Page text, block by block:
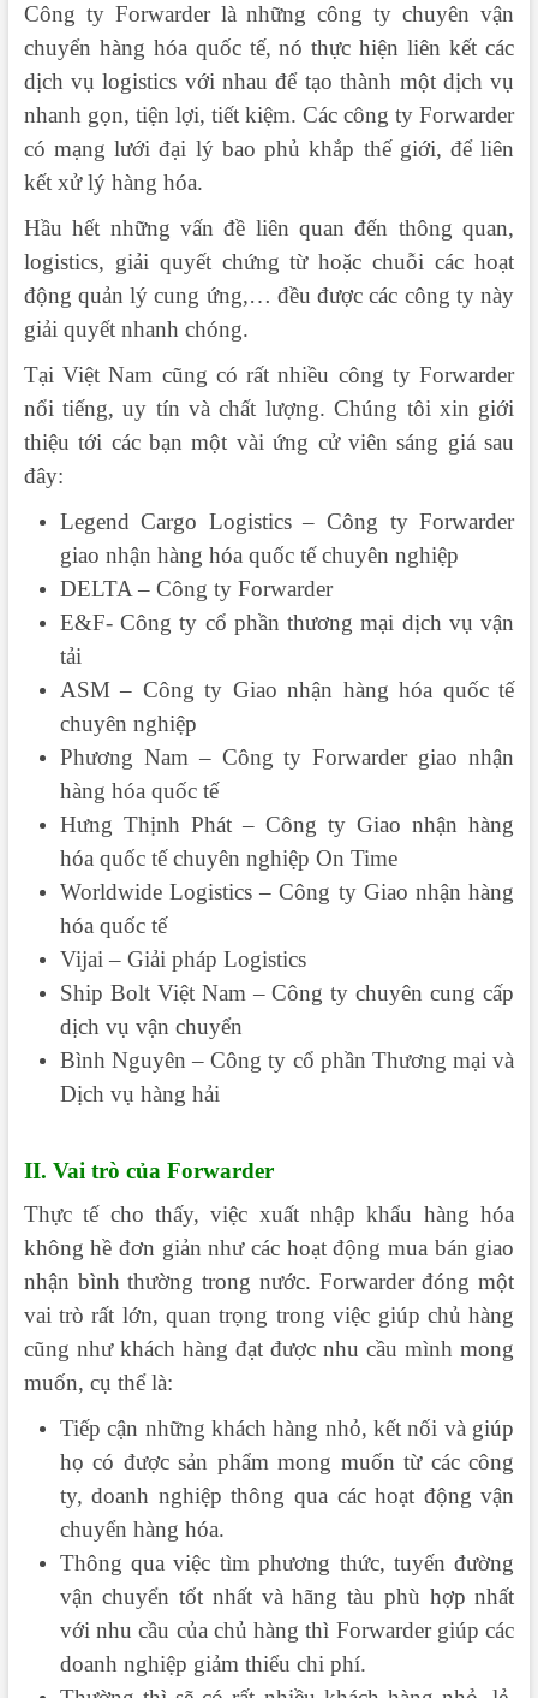
Công ty Forwarder là những công ty chuyên vận
chuyển hàng hóa quốc tế, nó thực hiện liên kết các
dịch vụ logistics với nhau để tạo thành một dịch vụ
nhanh gọn, tiện lợi, tiết kiệm. Các công ty Forwarder
có mạng lưới đại lý bao phủ khắp thế giới, để liên
kết xử lý hàng hóa.
Hầu hết những vấn đề liên quan đến thông quan,
logistics, giải quyết chứng từ hoặc chuỗi các hoạt
động quản lý cung ứng,… đều được các công ty này
giải quyết nhanh chóng.
Tại Việt Nam cũng có rất nhiều công ty Forwarder
nổi tiếng, uy tín và chất lượng. Chúng tôi xin giới
thiệu tới các bạn một vài ứng cử viên sáng giá sau
đây:
Legend Cargo Logistics – Công ty Forwarder
giao nhận hàng hóa quốc tế chuyên nghiệp
DELTA – Công ty Forwarder
E&F- Công ty cổ phần thương mại dịch vụ vận
tải
ASM – Công ty Giao nhận hàng hóa quốc tế
chuyên nghiệp
Phương Nam – Công ty Forwarder giao nhận
hàng hóa quốc tế
Hưng Thịnh Phát – Công ty Giao nhận hàng
hóa quốc tế chuyên nghiệp On Time
Worldwide Logistics – Công ty Giao nhận hàng
hóa quốc tế
Vijai – Giải pháp Logistics
Ship Bolt Việt Nam – Công ty chuyên cung cấp
dịch vụ vận chuyển
Bình Nguyên – Công ty cổ phần Thương mại và
Dịch vụ hàng hải
II. Vai trò của Forwarder
Thực tế cho thấy, việc xuất nhập khẩu hàng hóa
không hề đơn giản như các hoạt động mua bán giao
nhận bình thường trong nước. Forwarder đóng một
vai trò rất lớn, quan trọng trong việc giúp chủ hàng
cũng như khách hàng đạt được nhu cầu mình mong
muốn, cụ thể là:
Tiếp cận những khách hàng nhỏ, kết nối và giúp
họ có được sản phẩm mong muốn từ các công
ty, doanh nghiệp thông qua các hoạt động vận
chuyển hàng hóa.
Thông qua việc tìm phương thức, tuyến đường
vận chuyển tốt nhất và hãng tàu phù hợp nhất
với nhu cầu của chủ hàng thì Forwarder giúp các
doanh nghiệp giảm thiểu chi phí.